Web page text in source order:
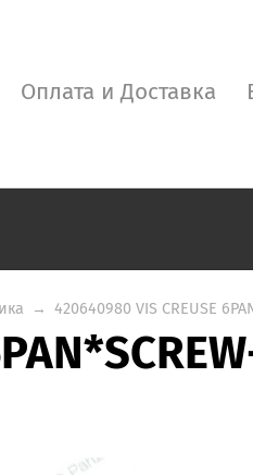
Оплата и Доставка
→ 420640980 VIS CREUSE